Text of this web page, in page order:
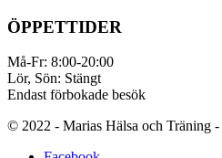
ÖPPETTIDER
Må-Fr: 8:00-20:00
Lör, Sön: Stängt
Endast förbokade besök
© 2022 - Marias Hälsa och Träning -